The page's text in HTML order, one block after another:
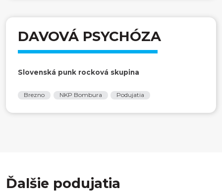
DAVOVÁ PSYCHÓZA
Slovenská punk rocková skupina
Brezno NKP Bombura Podujatia
Ďalšie podujatia